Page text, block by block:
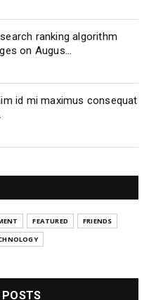
ranking algorithm
on Augus...
id mi maximus consequat
FEATURED
FRIENDS
POSTS